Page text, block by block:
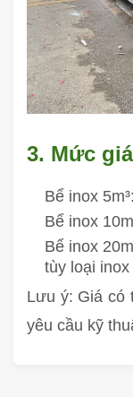
3. Mức
Bể inox
Bể inox
Bể inox
tùy loại
Lưu ý: Giá có
yêu cầu kỹ